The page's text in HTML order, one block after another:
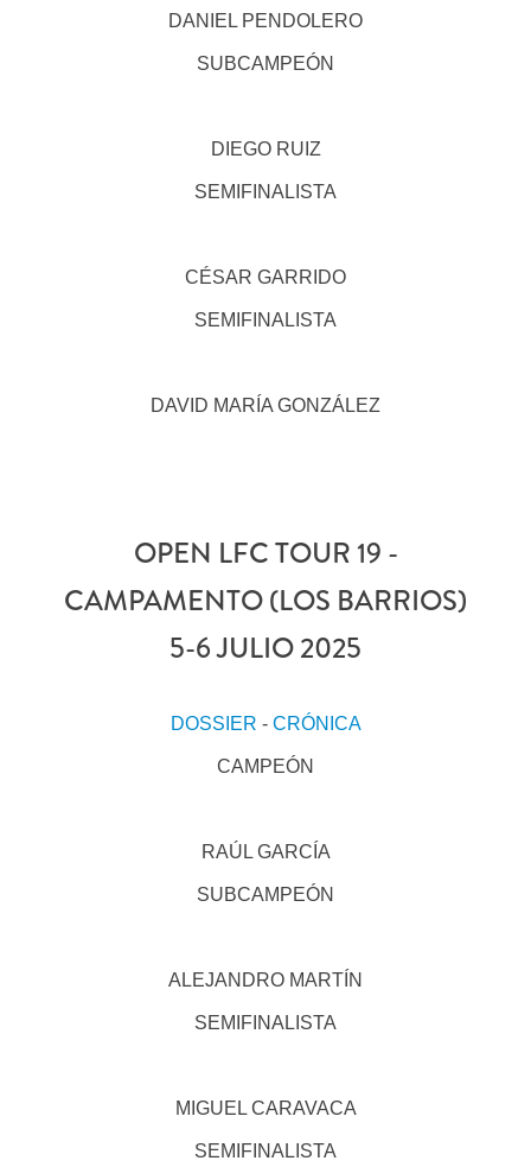
DANIEL PENDOLERO
SUBCAMPEÓN
DIEGO RUIZ
SEMIFINALISTA
CÉSAR GARRIDO
SEMIFINALISTA
DAVID MARÍA GONZÁLEZ
OPEN LFC TOUR 19 -
CAMPAMENTO (LOS BARRIOS)
5-6 JULIO 2025
DOSSIER - CRÓNICA
CAMPEÓN
RAÚL GARCÍA
SUBCAMPEÓN
ALEJANDRO MARTÍN
SEMIFINALISTA
MIGUEL CARAVACA
SEMIFINALISTA